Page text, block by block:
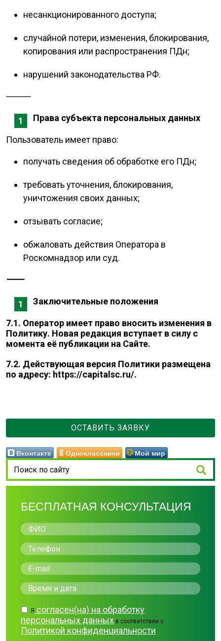
несанкционированного доступа;
случайной потери, изменения, блокирования,
копирования или распространения ПДн;
нарушений законодательства РФ.
⸻
Права субъекта персональных данных
Пользователь имеет право:
получать сведения об обработке его ПДн;
требовать уточнения, блокирования,
уничтожения своих данных;
отзывать согласие;
обжаловать действия Оператора в
Роскомнадзор или суд.
⸻
Заключительные положения
7.1. Оператор имеет право вносить изменения в
Политику. Новая редакция вступает в силу с
момента её публикации на Сайте.
7.2. Действующая версия Политики размещена
по адресу: https://capitalsc.ru/.
ОСТАВИТЬ ЗАЯВКУ
Вконтакте Одноклассники Мой мир
БЕСПЛАТНАЯ КОНСУЛЬТАЦИЯ
Я согласен(на) на обработку
персональных данных в соответствии с
Политикой конфиденциальности